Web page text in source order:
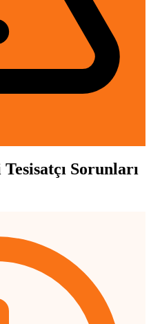
Tesisatçı Sorunları